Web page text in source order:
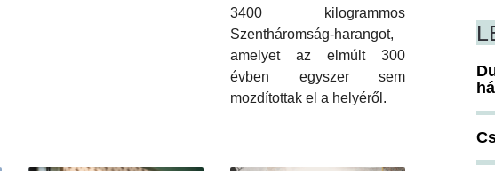
3400 kilogrammos
Szentháromság-harangot,
amelyet az elmúlt 300
évben egyszer sem
mozdítottak el a helyéről.